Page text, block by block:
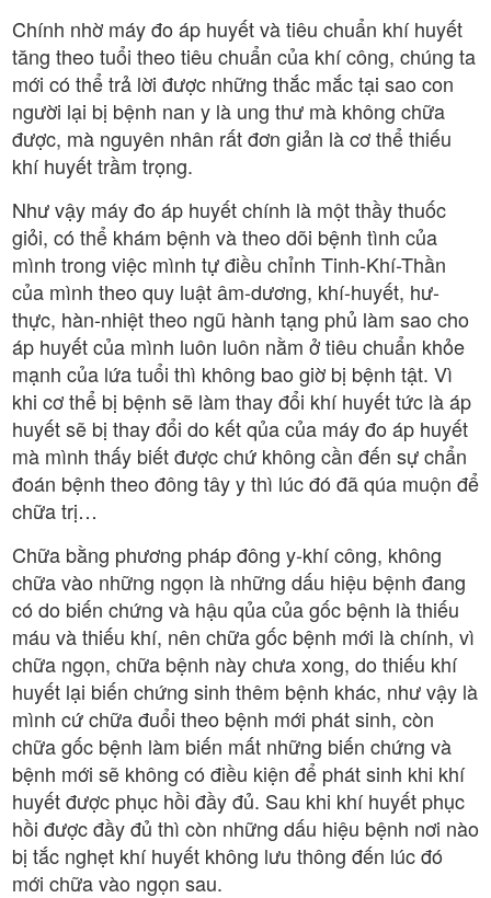
Chính nhờ máy đo áp huyết và tiêu chuẩn khí huyết
tăng theo tuổi theo tiêu chuẩn của khí công, chúng ta
mới có thể trả lời được những thắc mắc tại sao con
người lại bị bệnh nan y là ung thư mà không chữa
được, mà nguyên nhân rất đơn giản là cơ thể thiếu
khí huyết trầm trọng.
Như vậy máy đo áp huyết chính là một thầy thuốc
giỏi, có thể khám bệnh và theo dõi bệnh tình của
mình trong việc mình tự điều chỉnh Tinh-Khí-Thần
của mình theo quy luật âm-dương, khí-huyết, hư-
thực, hàn-nhiệt theo ngũ hành tạng phủ làm sao cho
áp huyết của mình luôn luôn nằm ở tiêu chuẩn khỏe
mạnh của lứa tuổi thì không bao giờ bị bệnh tật. Vì
khi cơ thể bị bệnh sẽ làm thay đổi khí huyết tức là áp
huyết sẽ bị thay đổi do kết qủa của máy đo áp huyết
mà mình thấy biết được chứ không cần đến sự chẩn
đoán bệnh theo đông tây y thì lúc đó đã qúa muộn để
chữa trị…
Chữa bằng phương pháp đông y-khí công, không
chữa vào những ngọn là những dấu hiệu bệnh đang
có do biến chứng và hậu qủa của gốc bệnh là thiếu
máu và thiếu khí, nên chữa gốc bệnh mới là chính, vì
chữa ngọn, chữa bệnh này chưa xong, do thiếu khí
huyết lại biến chứng sinh thêm bệnh khác, như vậy là
mình cứ chữa đuổi theo bệnh mới phát sinh, còn
chữa gốc bệnh làm biến mất những biến chứng và
bệnh mới sẽ không có điều kiện để phát sinh khi khí
huyết được phục hồi đầy đủ. Sau khi khí huyết phục
hồi được đầy đủ thì còn những dấu hiệu bệnh nơi nào
bị tắc nghẹt khí huyết không lưu thông đến lúc đó
mới chữa vào ngọn sau.